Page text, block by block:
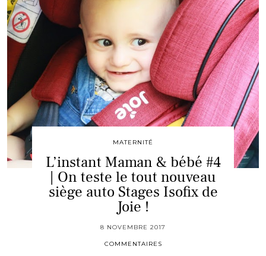
MATERNITÉ
L’instant Maman & bébé #4
| On teste le tout nouveau
siège auto Stages Isofix de
Joie !
8 NOVEMBRE 2017
COMMENTAIRES